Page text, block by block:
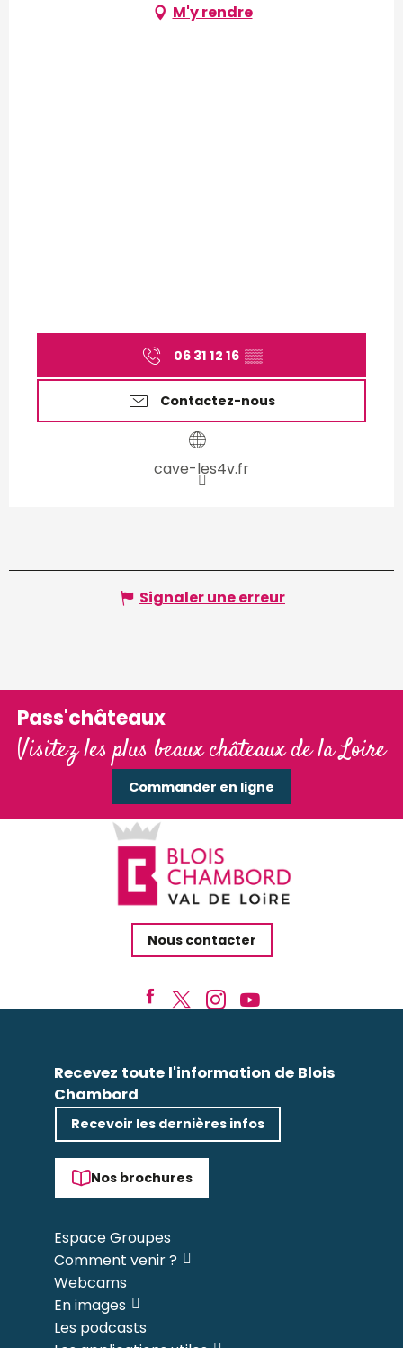
M'y rendre
06 31 12 16 ▒▒
Contactez-nous
cave-les4v.fr
Signaler une erreur
Pass'châteaux
Visitez les plus beaux châteaux de la Loire
Commander en ligne
Nous contacter
Recevez toute l'information de Blois
Chambord
Recevoir les dernières infos
Nos brochures
Espace Groupes
Comment venir ?
Webcams
En images
Les podcasts